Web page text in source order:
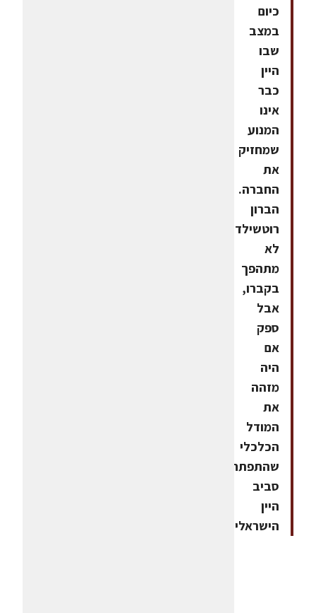
כיום
במצב
שבו
היין
כבר
אינו
המנוע
שמחזיק
את
החברה.
הברון
רוטשילד
לא
מתהפך
בקברו,
אבל
ספק
אם
היה
מזהה
את
המודל
הכלכלי
שהתפתח
סביב
היין
הישראלי